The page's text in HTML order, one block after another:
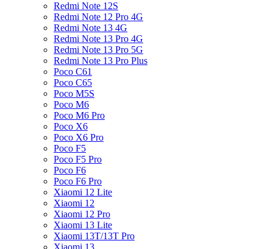
Redmi Note 12S
Redmi Note 12 Pro 4G
Redmi Note 13 4G
Redmi Note 13 Pro 4G
Redmi Note 13 Pro 5G
Redmi Note 13 Pro Plus
Poco C61
Poco C65
Poco M5S
Poco M6
Poco M6 Pro
Poco X6
Poco X6 Pro
Poco F5
Poco F5 Pro
Poco F6
Poco F6 Pro
Xiaomi 12 Lite
Xiaomi 12
Xiaomi 12 Pro
Xiaomi 13 Lite
Xiaomi 13T/13T Pro
Xiaomi 13